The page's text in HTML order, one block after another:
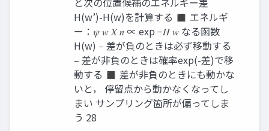
H(w’)-H(w)を計算する ◼ エネルギ
ー：𝜓 𝑤 𝑋 𝑛 ∝ exp −𝐻 𝑤 なる函数
H(w) ‒ 差が負のときは必ず移動する
‒ 差が非負のときは確率exp(-差)で移
動する ◼ 差が非負のときにも動かな
いと， 停留点から動かなくなってし
まい サンプリング箇所が偏ってしま
う 28